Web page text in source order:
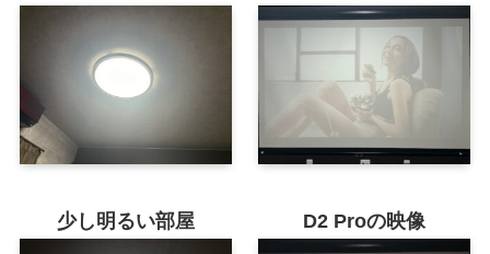
少し明るい部屋 D2 Proの映像